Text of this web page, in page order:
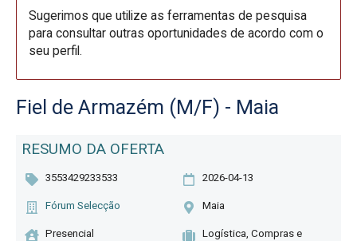
Sugerimos que utilize as ferramentas de pesquisa
para consultar outras oportunidades de acordo com o
seu perfil.
Fiel de Armazém (M/F) - Maia
RESUMO DA OFERTA
3553429233533 2026-04-13
Fórum Selecção Maia
Presencial
Logística, Compras e